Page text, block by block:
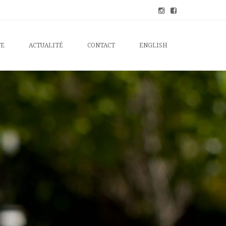
ACTUALITÉ CONTACT ENGLISH